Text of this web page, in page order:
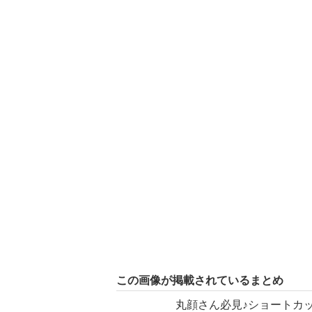
この画像が掲載されているまとめ
丸顔さん必見♪ショートカ